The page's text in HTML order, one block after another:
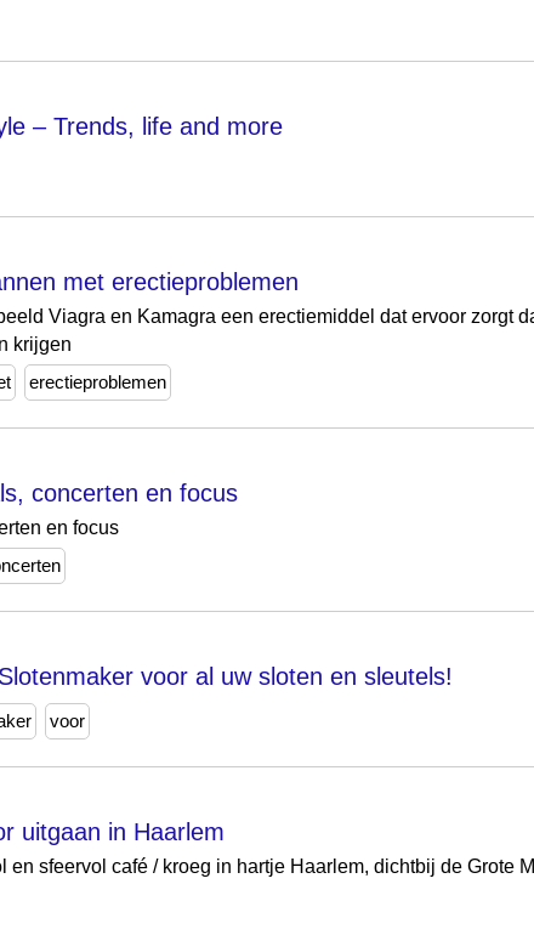
– Trends, life and more
met erectieproblemen
Viagra en Kamagra een erectiemiddel dat ervoor zorgt
krijgen
erectieproblemen
concerten en focus
en focus
voor al uw sloten en sleutels!
voor
uitgaan in Haarlem
sfeervol café / kroeg in hartje Haarlem, dichtbij de Grote